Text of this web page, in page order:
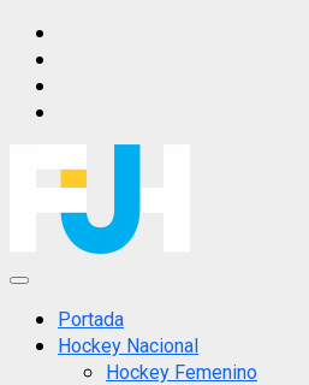
Saltar
contenido
Menú
principalPortada
Hockey Nacional
Hockey Femenino